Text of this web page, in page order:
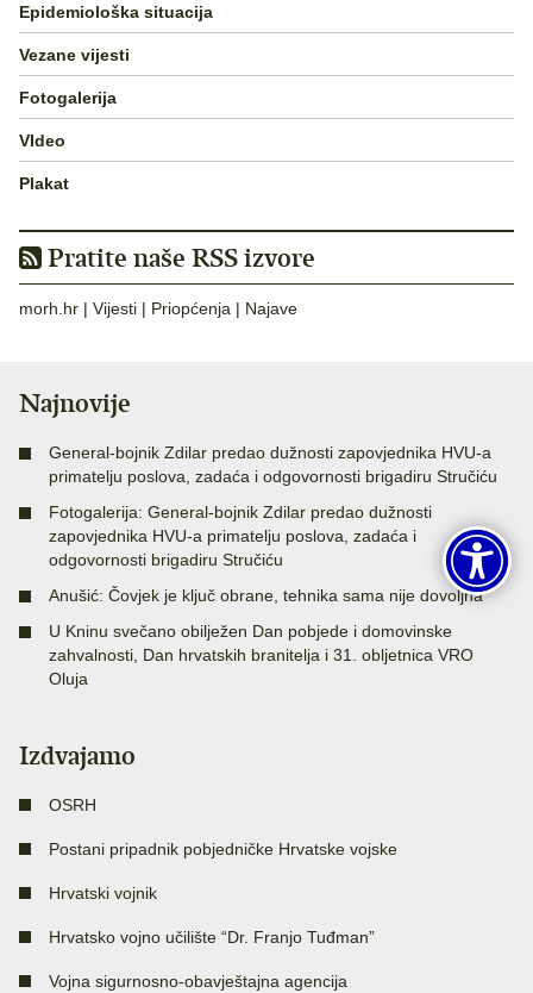
Epidemiološka situacija
Vezane vijesti
Fotogalerija
VIdeo
Plakat
Pratite naše RSS izvore
morh.hr | Vijesti | Priopćenja | Najave
Najnovije
General-bojnik Zdilar predao dužnosti zapovjednika HVU-a
primatelju poslova, zadaća i odgovornosti brigadiru Stručiću
Fotogalerija: General-bojnik Zdilar predao dužnosti
zapovjednika HVU-a primatelju poslova, zadaća i
odgovornosti brigadiru Stručiću
Anušić: Čovjek je ključ obrane, tehnika sama nije dovoljna
U Kninu svečano obilježen Dan pobjede i domovinske
zahvalnosti, Dan hrvatskih branitelja i 31. obljetnica VRO
Oluja
Izdvajamo
OSRH
Postani pripadnik pobjedničke Hrvatske vojske
Hrvatski vojnik
Hrvatsko vojno učilište “Dr. Franjo Tuđman”
Vojna sigurnosno-obavještajna agencija